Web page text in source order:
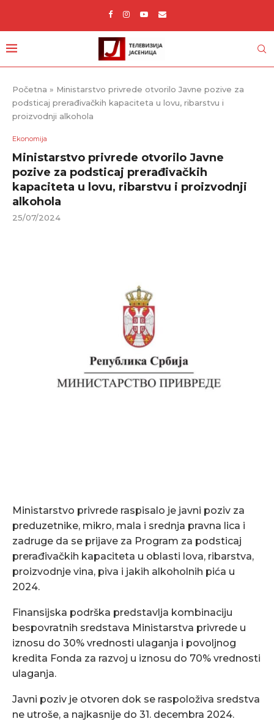
Početna » Ministarstvo privrede otvorilo Javne pozive za
podsticaj prerađivačkih kapaciteta u lovu, ribarstvu i
proizvodnji alkohola
Ekonomija
Ministarstvo privrede otvorilo Javne
pozive za podsticaj prerađivačkih
kapaciteta u lovu, ribarstvu i proizvodnji
alkohola
25/07/2024
Ministarstvo privrede raspisalo je javni poziv za
preduzetnike, mikro, mala i srednja pravna lica i
zadruge da se prijave za Program za podsticaj
prerađivačkih kapaciteta u oblasti lova, ribarstva,
proizvodnje vina, piva i jakih alkoholnih pića u
2024.
Finansijska podrška predstavlja kombinaciju
bespovratnih sredstava Ministarstva privrede u
iznosu do 30% vrednosti ulaganja i povoljnog
kredita Fonda za razvoj u iznosu do 70% vrednosti
ulaganja.
Javni poziv je otvoren dok se raspoloživa sredstva
ne utroše, a najkasnije do 31. decembra 2024.